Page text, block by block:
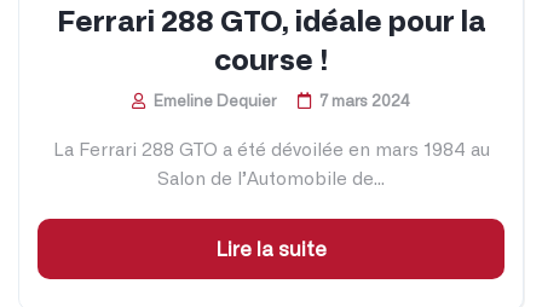
Ferrari 288 GTO, idéale pour la
course !
Emeline Dequier 7 mars 2024
La Ferrari 288 GTO a été dévoilée en mars 1984 au
Salon de l’Automobile de...
Lire la suite